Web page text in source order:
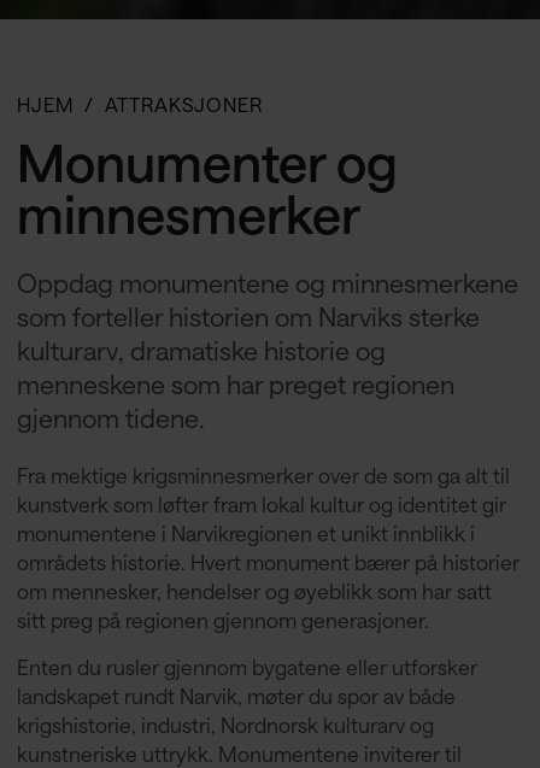
HJEM ATTRAKSJONER
Monumenter og
minnesmerker
Oppdag monumentene og minnesmerkene
som forteller historien om Narviks sterke
kulturarv, dramatiske historie og
menneskene som har preget regionen
gjennom tidene.
Fra mektige krigsminnesmerker over de som ga alt til
kunstverk som løfter fram lokal kultur og identitet gir
monumentene i Narvikregionen et unikt innblikk i
områdets historie. Hvert monument bærer på historier
om mennesker, hendelser og øyeblikk som har satt
sitt preg på regionen gjennom generasjoner.
Enten du rusler gjennom bygatene eller utforsker
landskapet rundt Narvik, møter du spor av både
krigshistorie, industri, Nordnorsk kulturarv og
kunstneriske uttrykk. Monumentene inviterer til